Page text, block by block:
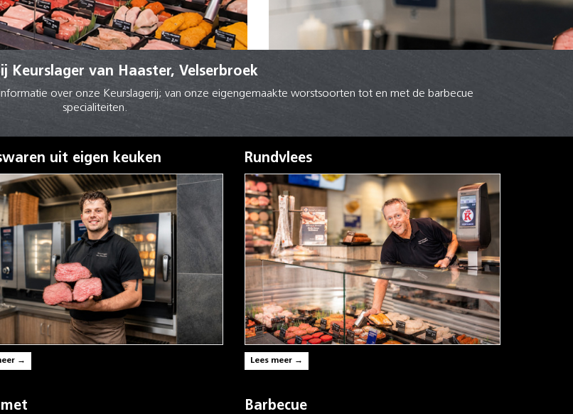
Keurslager van Haaster, Velserbroek
over onze Keurslagerij; van onze eigengemaakte worstsoorten tot en met de barbecue
specialiteiten.
uit eigen keuken
→
Rundvlees
Lees meer →
Barbecue